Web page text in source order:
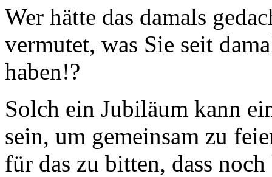
Wer hätte das damals
vermutet, was Sie seit
haben!?
Solch ein Jubiläum kann
sein, um gemeinsam zu
für das zu bitten, dass